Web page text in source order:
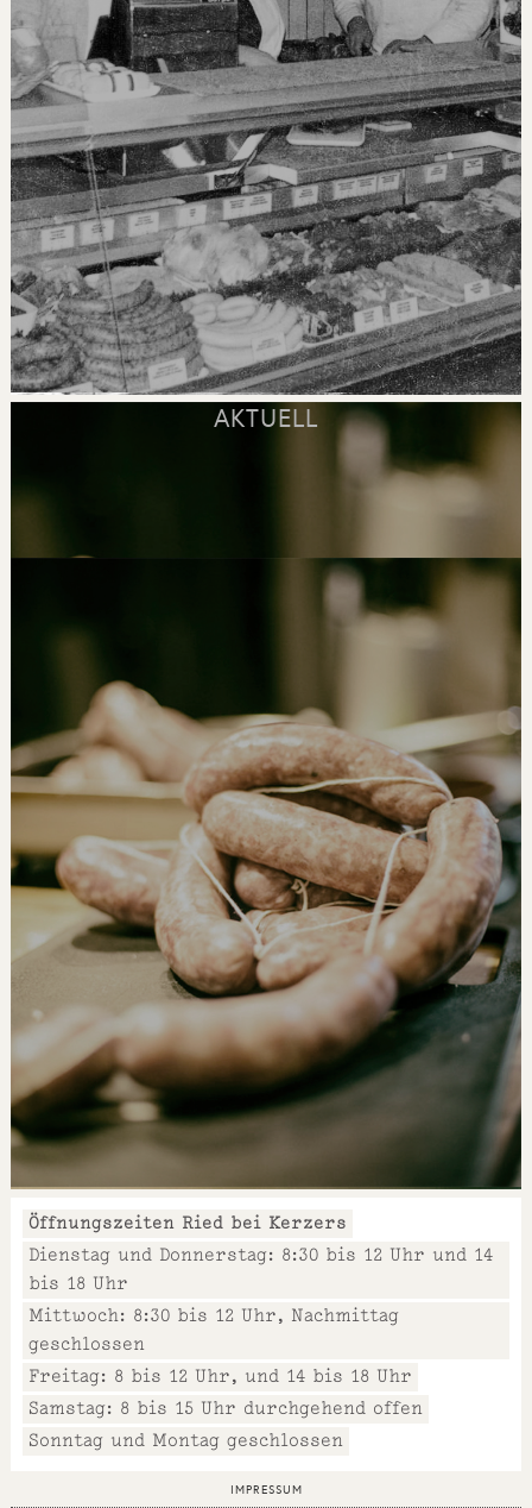
AKTUELL
Öffnungszeiten Ried bei Kerzers
Dienstag und Donnerstag: 8:30 bis 12 Uhr und 14
bis 18 Uhr
Mittwoch: 8:30 bis 12 Uhr, Nachmittag
geschlossen
Freitag: 8 bis 12 Uhr, und 14 bis 18 Uhr
Samstag: 8 bis 15 Uhr durchgehend offen
Sonntag und Montag geschlossen
IMPRESSUM